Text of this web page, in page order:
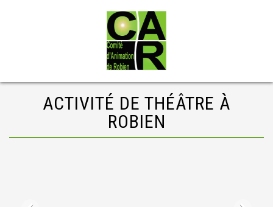
ACTIVITÉ DE THÉÂTRE À
ROBIEN